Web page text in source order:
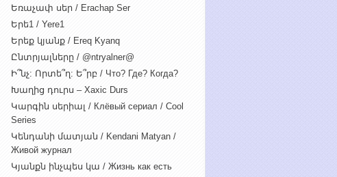
Եռաչափ սեր / Erachap Ser
Երե1 / Yere1
Երեք կյանք / Ereq Kyanq
Ընտրյալները / @ntryalner@
Ի՞նչ: Որտե՞ղ: Ե՞րբ / Что? Где? Когда?
Խաղից դուրս – Xaxic Durs
Կարգին սերիալ / Клёвый сериал / Cool
Series
Կենդանի մատյան / Kendani Matyan /
Живой журнал
Կյանքն ինչպես կա / Жизнь как есть